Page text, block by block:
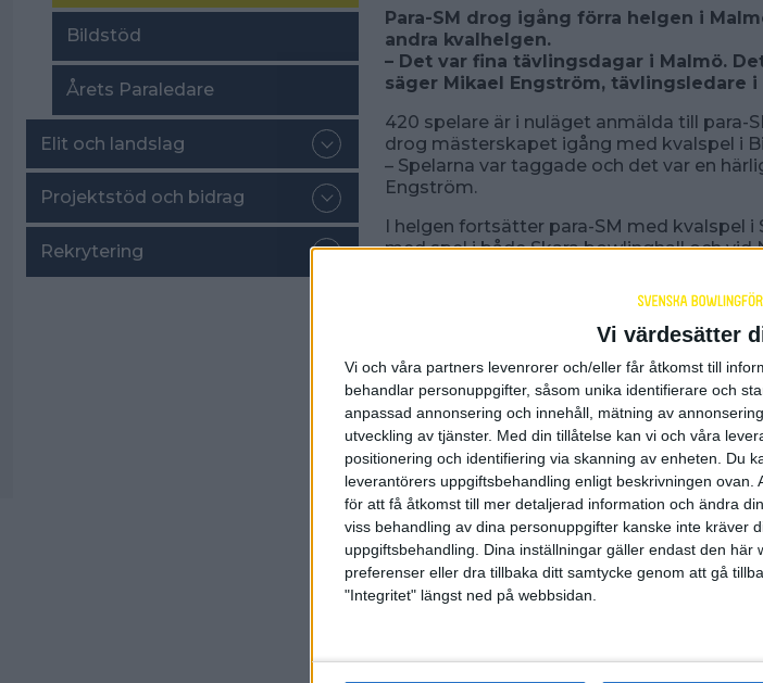
Vi värdesätter
Vi och våra partners levenrorer och/eller får åtkomst till
behandlar personuppgifter, såsom unika identifierare och
anpassad annonsering och innehåll, mätning av
utveckling av tjänster. Med din tillåtelse kan vi och våra
positionering och identifiering via skanning av enheten. Du
leverantörers uppgiftsbehandling enligt beskrivningen
för att få åtkomst till mer detaljerad information och ändra
viss behandling av dina personuppgifter kanske inte kräver
uppgiftsbehandling. Dina inställningar gäller endast den
preferenser eller dra tillbaka ditt samtycke genom att gå
"Integritet" längst ned på webbsidan.
Bildstöd
Årets Paraledare
Elit och landslag
Projektstöd och bidrag
Rekrytering
Para-SM drog igång förra helgen i
andra kvalhelgen.
– Det var fina tävlingsdagar i Malmö.
säger Mikael Engström, tävlingsledare i
420 spelare är i nuläget anmälda till para-
drog mästerskapet igång med kvalspel i
– Spelarna var taggade och det var en
Engström.
I helgen fortsätter para-SM med kvalspel i
med spel i både Skara bowlinghall och vid
Stockholm. Finalspelet i årets para-SM
Det finns fortfarande platser kvar i en del
Resultat och mer info
Linus Wirén 22 maj 2026 13:00
Sponsorer och